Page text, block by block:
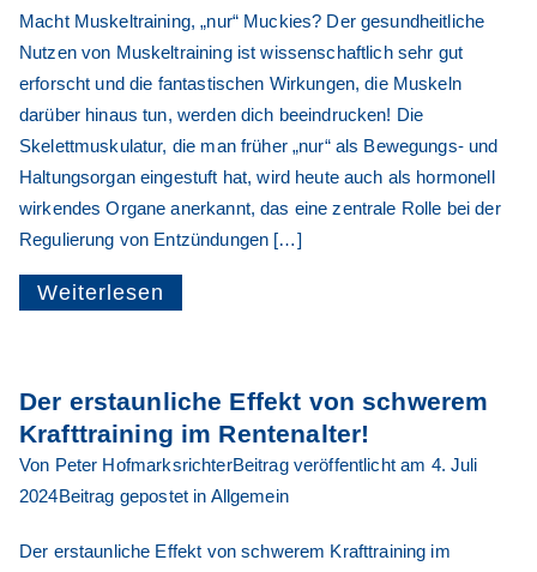
gendorf
Macht Muskeltraining, „nur“ Muckies? Der gesundheitliche
Nutzen von Muskeltraining ist wissenschaftlich sehr gut
erforscht und die fantastischen Wirkungen, die Muskeln
darüber hinaus tun, werden dich beeindrucken! Die
Skelettmuskulatur, die man früher „nur“ als Bewegungs- und
Haltungsorgan eingestuft hat, wird heute auch als hormonell
wirkendes Organe anerkannt, das eine zentrale Rolle bei der
Regulierung von Entzündungen […]
Weiterlesen
Der erstaunliche Effekt von schwerem
Krafttraining im Rentenalter!
Von Peter HofmarksrichterBeitrag veröffentlicht am 4. Juli
2024Beitrag gepostet in Allgemein
Der erstaunliche Effekt von schwerem Krafttraining im